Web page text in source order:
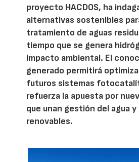
proyecto HACDOS, ha
alternativas sostenibles
tratamiento de aguas
tiempo que se genera
impacto ambiental. El
generado permitirá
futuros sistemas
refuerza la apuesta por
que unan gestión del agua y
renovables.